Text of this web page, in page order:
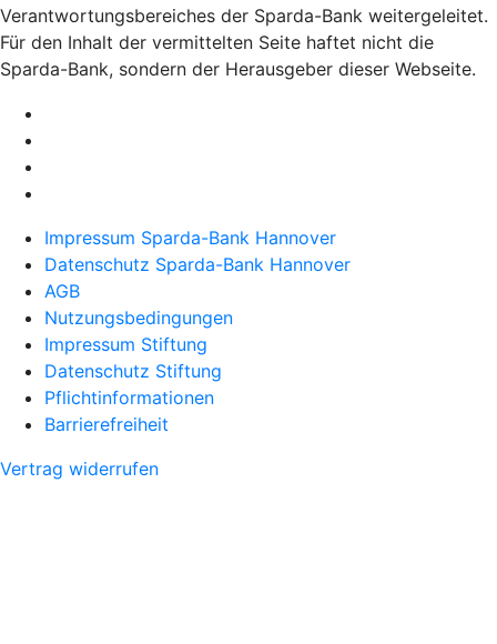
Verantwortungsbereiches der Sparda-Bank weitergeleitet.
Für den Inhalt der vermittelten Seite haftet nicht die
Sparda-Bank, sondern der Herausgeber dieser Webseite.
Impressum Sparda-Bank Hannover
Datenschutz Sparda-Bank Hannover
AGB
Nutzungsbedingungen
Impressum Stiftung
Datenschutz Stiftung
Pflichtinformationen
Barrierefreiheit
Vertrag widerrufen